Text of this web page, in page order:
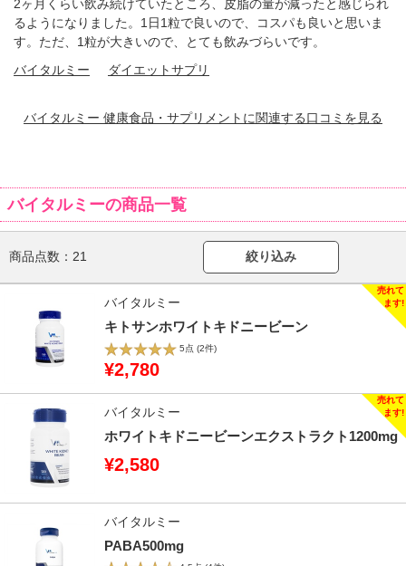
2ヶ月くらい飲み続けていたところ、皮脂の量が減ったと感じられ
るようになりました。1日1粒で良いので、コスパも良いと思いま
す。ただ、1粒が大きいので、とても飲みづらいです。
バイタルミー
ダイエットサプリ
バイタルミー 健康食品・サプリメントに関連する口コミを見る
バイタルミーの商品一覧
商品点数： 21 絞り込み
バイタルミー
キトサンホワイトキドニービーン
5点 (2件)
¥2,780
バイタルミー
ホワイトキドニービーンエクストラクト1200mg
¥2,580
バイタルミー
PABA500mg